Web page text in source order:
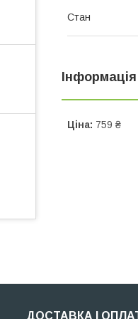
Стан
Ціна: 759 ₴
ДОСТАВКА І